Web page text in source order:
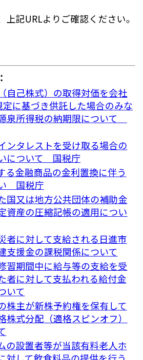
記URLよりご確認ください。
自己株式）の取得対価を会社
に基づき供託した場合のみな
泉所得税の納期限について
ンタレストを受け取る場合の
について 国税庁
る金融商品の金利置換に伴う
国税庁
国又は地方公共団体の補助金
資産の圧縮記帳の適用につい
者に対して支給される日進市
支援金の課税関係について
習期間中に給与等の支給を受
者に対して支払われる給付金
いて
株主が新株予約権を保有して
株式分配（適格スピンオフ）
の設置者等が当該有料老人ホ